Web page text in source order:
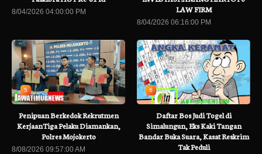
8/04/2026 04:00:00 PM
LAW FIRM
8/04/2026 06:16:00 PM
5
Penipuan Berkedok Rekrutmen
KerjaanTiga Pelaku Diamankan,
Polres Mojokerto
8/08/2026 09:57:00 AM
6
Daftar Bos Judi Togel di
Simalungun, Eks Kaki Tangan
Bandar Buka Suara, Kasat Reskrim
Tak Peduli